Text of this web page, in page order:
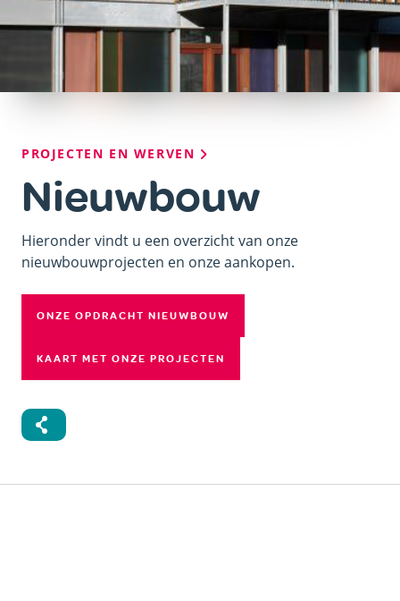
Kruimelpad
PROJECTEN EN WERVEN
Nieuwbouw
Hieronder vindt u een overzicht van onze
nieuwbouwprojecten en onze aankopen.
ONZE OPDRACHT NIEUWBOUW
KAART MET ONZE PROJECTEN